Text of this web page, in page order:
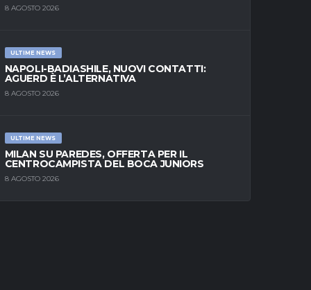
8 AGOSTO 2026
ULTIME NEWS
NAPOLI-BADIASHILE, NUOVI CONTATTI:
AGUERD È L’ALTERNATIVA
8 AGOSTO 2026
ULTIME NEWS
MILAN SU PAREDES, OFFERTA PER IL
CENTROCAMPISTA DEL BOCA JUNIORS
8 AGOSTO 2026